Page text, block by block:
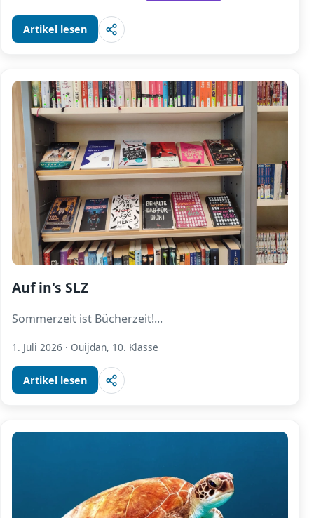
Artikel lesen
Auf in's SLZ
Sommerzeit ist Bücherzeit!...
1. Juli 2026 · Ouijdan, 10. Klasse
Artikel lesen